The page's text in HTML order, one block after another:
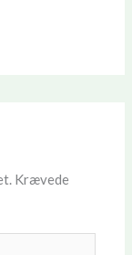
Krævede